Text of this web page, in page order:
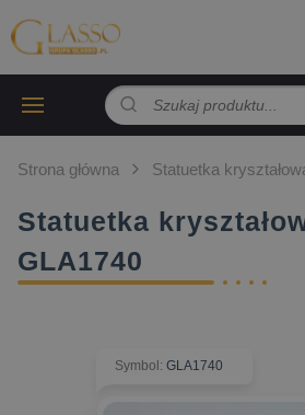
Strona główna Statuetka
Statuetka
GLA1740
Symbol : GLA1740